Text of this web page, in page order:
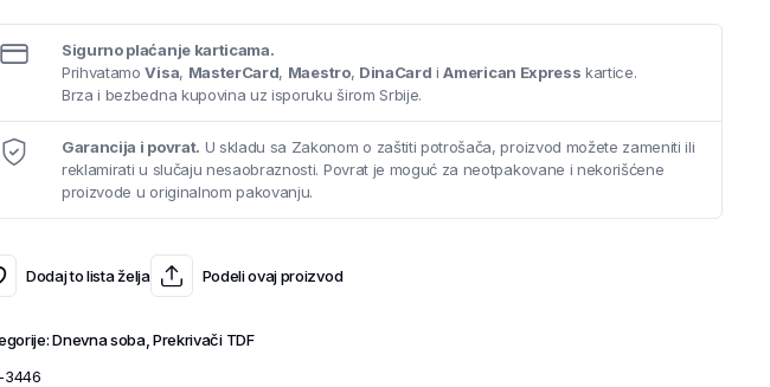
Sigurno plaćanje karticama.
PrihvatamoVisa, MasterCard, Maestro, DinaCard iAmerican Express kartice.
Brza i bezbedna kupovina uz isporuku širom Srbije.
Garancija i povrat. U skladu sa Zakonom o zaštiti potrošača, proizvod možete zameniti ili
reklamirati u slučaju nesaobraznosti. Povrat je moguć za neotpakovane i nekorišćene
proizvode u originalnom pakovanju.
Dodaj to lista želja Podeli ovaj proizvod
Dnevna soba,Prekrivači TDF
3446